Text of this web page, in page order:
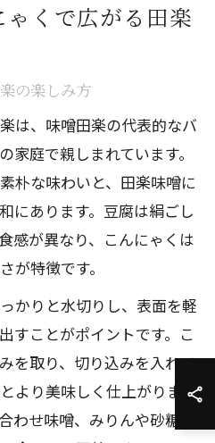
くで広がる田楽
の楽しみ方
は、味噌田楽の代表的なバ
家庭で親しまれています。
朴な味わいと、田楽味噌に
にあります。豆腐は絹ごし
感が異なり、こんにゃくは
が特徴です。
かりと水切りし、表面を軽
すことがポイントです。こ
を取り、切り込みを入れて
より美味しく仕上がりま
わせ味噌、みりんや砂糖を